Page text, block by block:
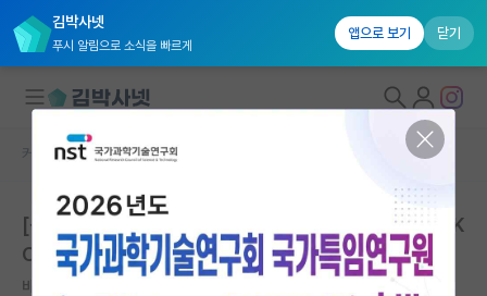
김박사넷
푸시 알림으로 소식을 빠르게
앱으로 보기 닫기
연구실&오픈랩
커뮤니티 홈 학술 정보 게시판
[석사/박사/연구자 대] 서울대학교 한국사회과학자료원(K
OSSDA) 2025년 하계 방법론 워크숍
바보같은 밀턴 프리드먼